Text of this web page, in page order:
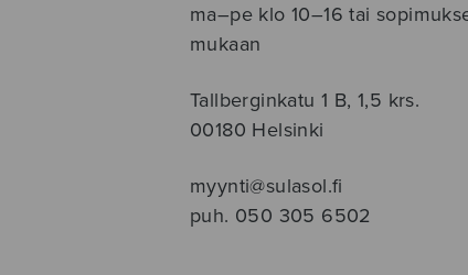
ma–pe klo 10–16 tai
mukaan
Tallberginkatu 1 B, 1,5 krs.
00180 Helsinki
myynti@sulasol.fi
puh. 050 305 6502